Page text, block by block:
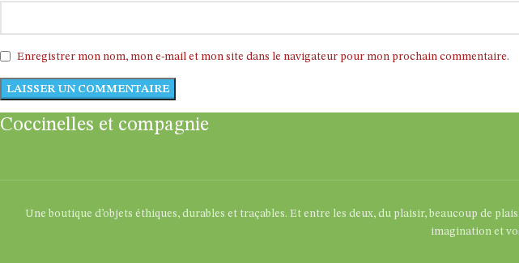
Enregistrer mon nom, mon e-mail et mon site dans le navigateur pour mon prochain commentaire.
Coccinelles et compagnie
Une boutique d’objets éthiques, durables et traçables. Et entre les deux, du plaisir, beaucoup de
imagination et